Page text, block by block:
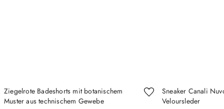
Ziegelrote Badeshorts mit botanischem
Muster aus technischem Gewebe
Sneaker Canali
Veloursleder